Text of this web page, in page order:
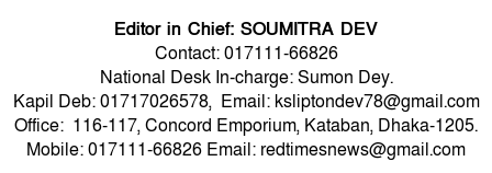
Editor in Chief: SOUMITRA DEV
Contact: 017111-66826
National Desk In-charge: Sumon Dey.
Kapil Deb: 01717026578, Email: ksliptondev78@gmail.com
Office: 116-117, Concord Emporium, Kataban, Dhaka-1205.
Mobile: 017111-66826 Email: redtimesnews@gmail.com